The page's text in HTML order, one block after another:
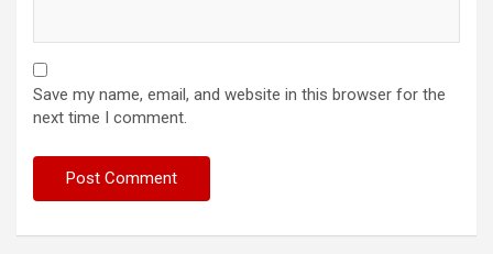
Save my name, email, and website in this browser for the
next time I comment.